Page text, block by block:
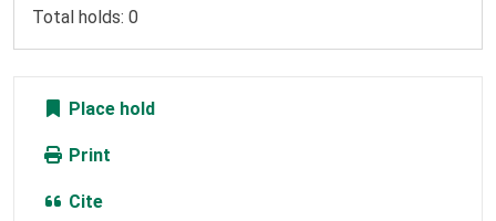
Total holds: 0
Place hold
Print
Cite